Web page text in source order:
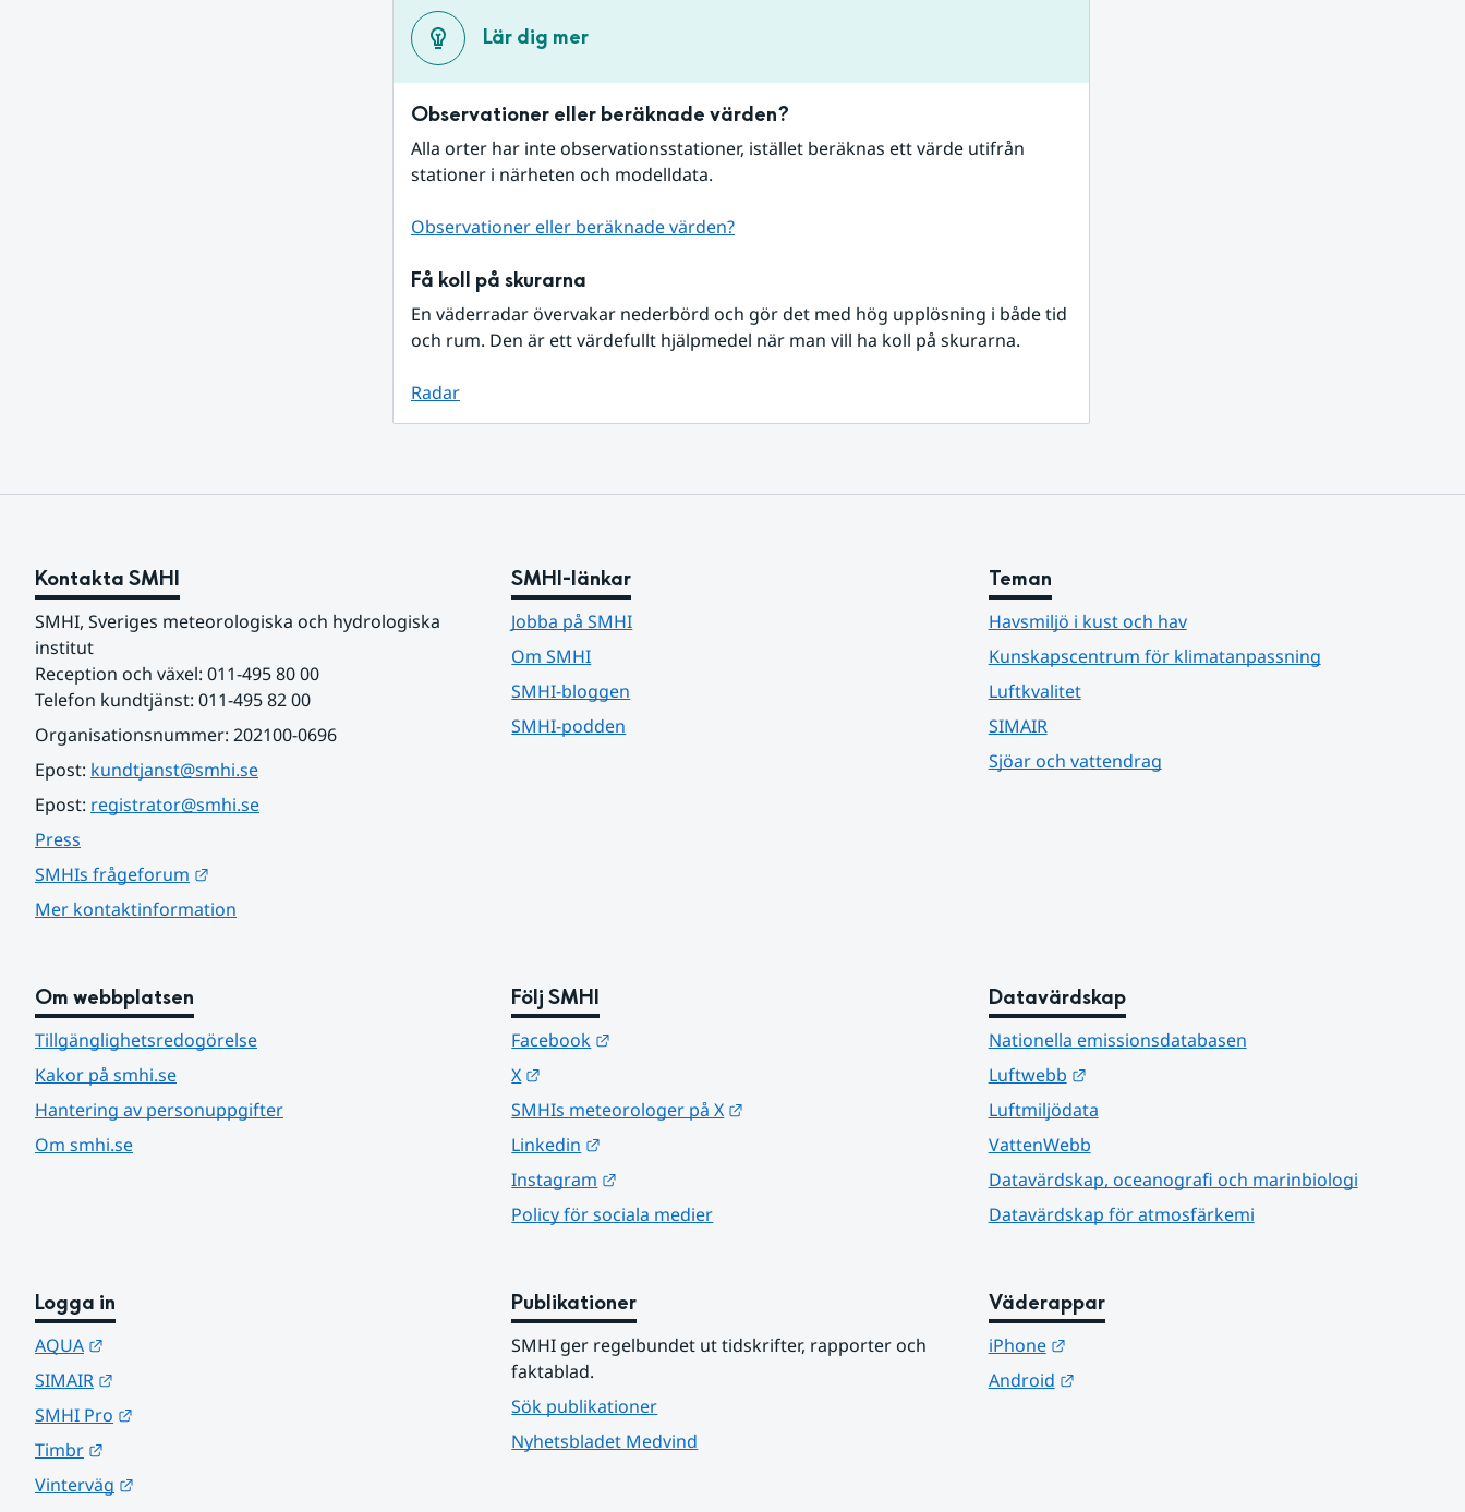
Lär dig mer
Observationer eller beräknade värden?
Alla orter har inte observationsstationer, istället beräknas ett värde utifrån
stationer i närheten och modelldata.
Observationer eller beräknade värden?
Få koll på skurarna
En väderradar övervakar nederbörd och gör det med hög upplösning i både tid
och rum. Den är ett värdefullt hjälpmedel när man vill ha koll på skurarna.
Radar
Kontakta SMHI
SMHI, Sveriges meteorologiska och hydrologiska
institut
Reception och växel: 011-495 80 00
Telefon kundtjänst: 011-495 82 00
Organisationsnummer: 202100-0696
Epost: kundtjanst@smhi.se
Epost: registrator@smhi.se
Press
SMHIs frågeforum
Mer kontaktinformation
SMHI-länkar
Jobba på SMHI
Om SMHI
SMHI-bloggen
SMHI-podden
Teman
Havsmiljö i kust och hav
Kunskapscentrum för klimatanpassning
Luftkvalitet
SIMAIR
Sjöar och vattendrag
Om webbplatsen
Tillgänglighetsredogörelse
Kakor på smhi.se
Hantering av personuppgifter
Om smhi.se
Följ SMHI
Facebook
X
SMHIs meteorologer på X
Linkedin
Instagram
Policy för sociala medier
Datavärdskap
Nationella emissionsdatabasen
Luftwebb
Länk till annan webbplats.
Luftmiljödata
VattenWebb
Datavärdskap, oceanografi och marinbiologi
Datavärdskap för atmosfärkemi
Logga in
AQUA
SIMAIR
SMHI Pro
Timbr
Vinterväg
Publikationer
SMHI ger regelbundet ut tidskrifter, rapporter och
faktablad.
Sök publikationer
Nyhetsbladet Medvind
Väderappar
iPhone
Länk till annan webbplats.
Android
Länk till annan webbplats.